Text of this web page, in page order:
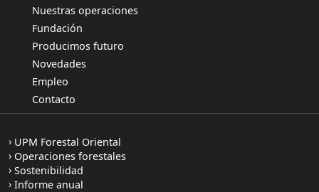
Nuestras operaciones
Fundación
Producimos futuro
Novedades
Empleo
Contacto
UPM Forestal Oriental
Operaciones forestales
Sostenibilidad
Informe anual